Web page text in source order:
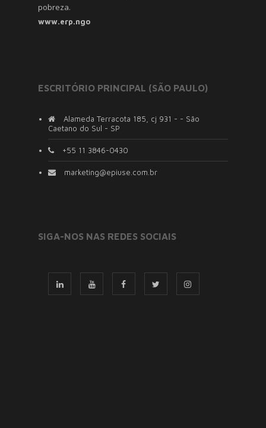
pobreza.
www.erp.ngo
ESCRITÓRIO PRINCIPAL (SÃO PAULO)
Alameda Terracota 185, cj 931 - - São
Caetano do Sul - SP
+55 11 3846-0430
marketing@epiuse.com.br
SIGA-NOS NAS REDES SOCIAIS